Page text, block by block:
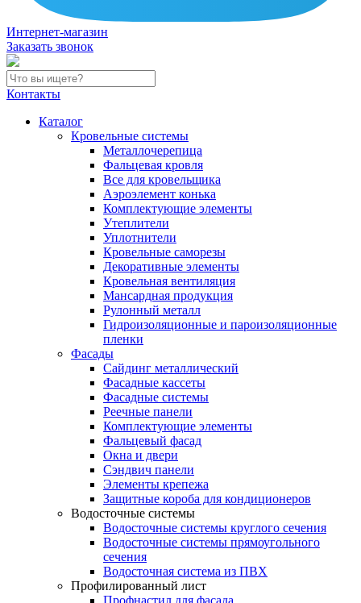
Интернет-магазин
Заказать звонок
Контакты
Каталог
Кровельные системы
Металлочерепица
Фальцевая кровля
Все для кровельщика
Аэроэлемент конька
Комплектующие элементы
Утеплители
Уплотнители
Кровельные саморезы
Декоративные элементы
Кровельная вентиляция
Мансардная продукция
Рулонный металл
Гидроизоляционные и пароизоляционные
пленки
Фасады
Сайдинг металлический
Фасадные кассеты
Фасадные системы
Реечные панели
Комплектующие элементы
Фальцевый фасад
Окна и двери
Сэндвич панели
Элементы крепежа
Защитные короба для кондиционеров
Водосточные системы
Водосточные системы круглого сечения
Водосточные системы прямоугольного
сечения
Водосточная система из ПВХ
Профилированный лист
Профнастил для фасада